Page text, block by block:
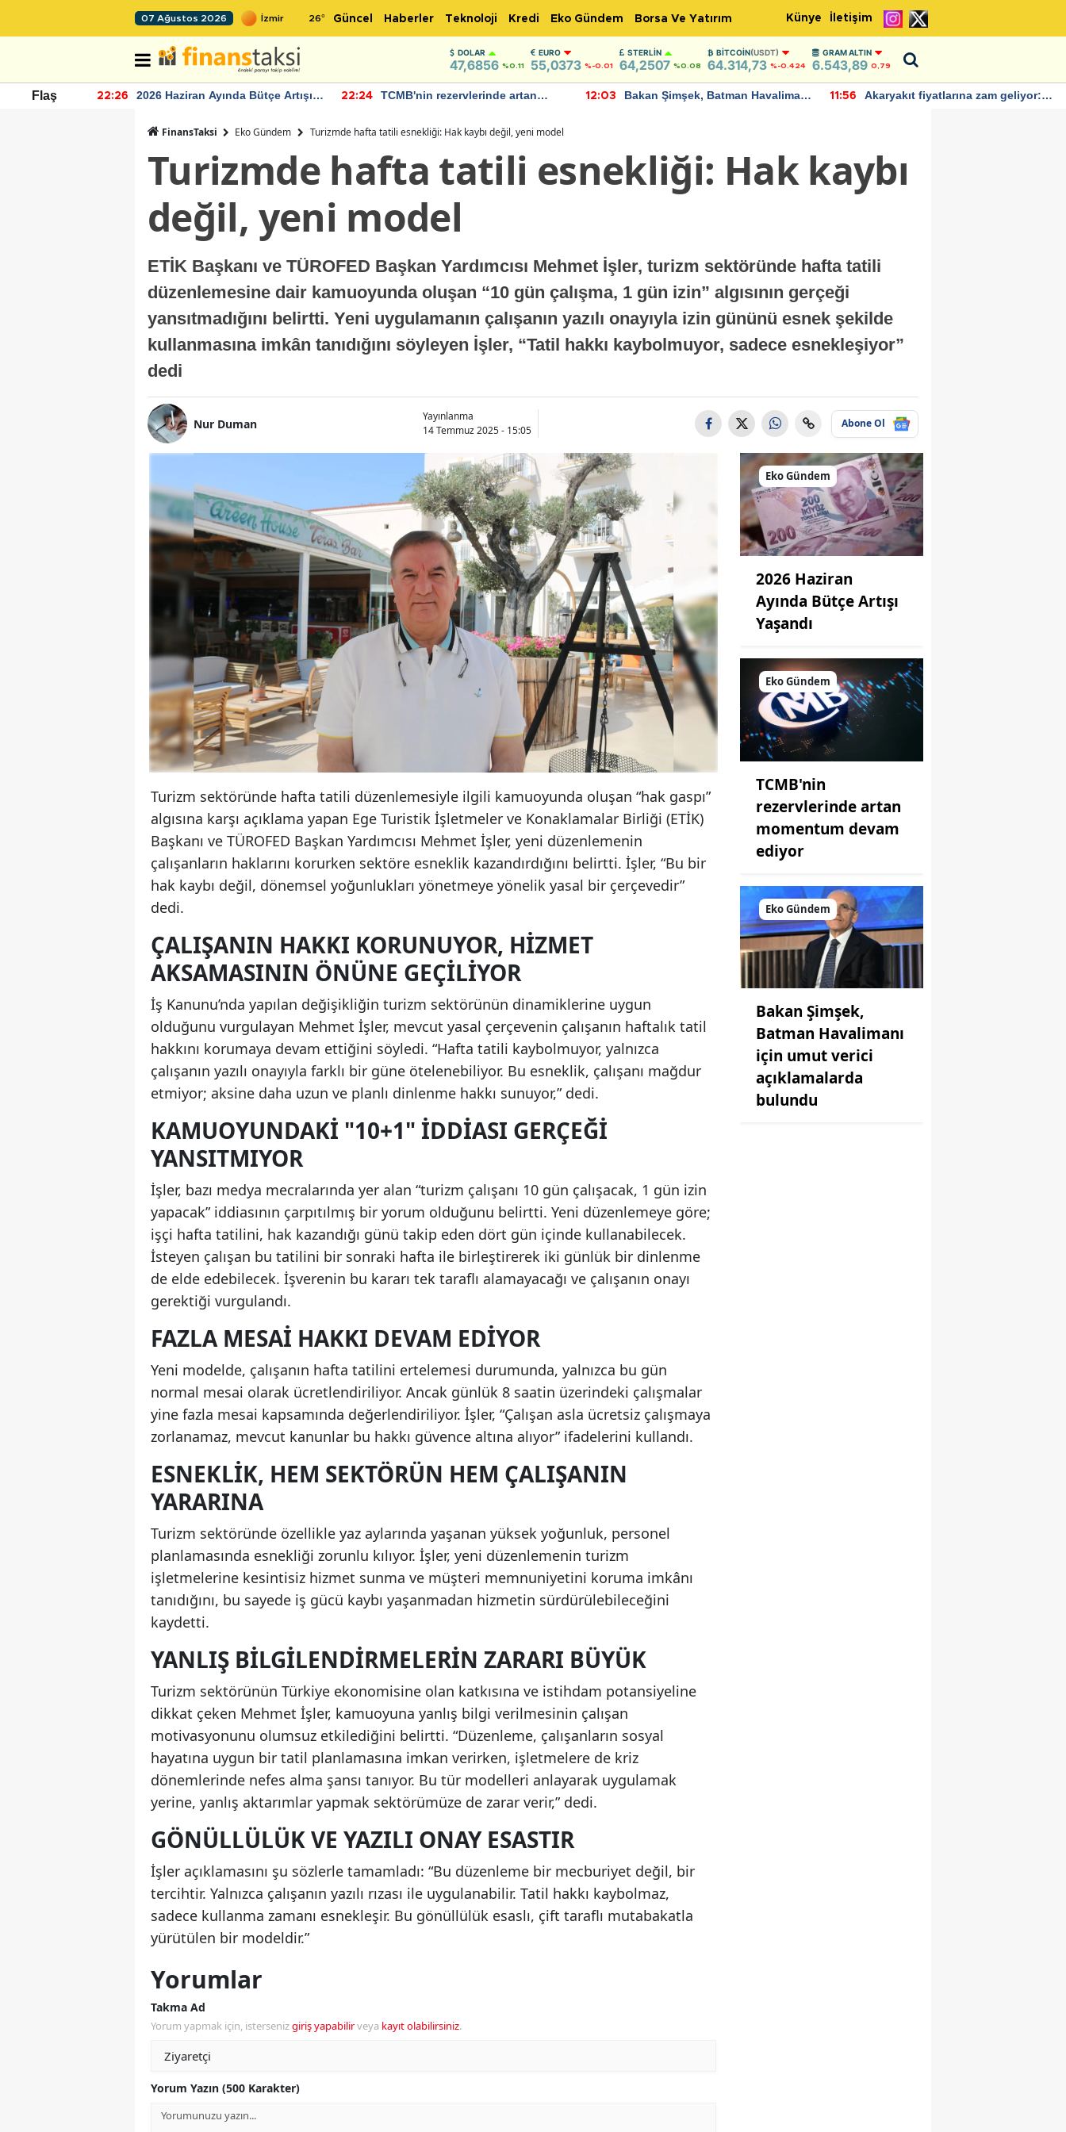
07 Ağustos 2026 26° Güncel Haberler Teknoloji Kredi Eko Gündem Borsa Ve Yatırım Künye İletişim
DOLAR
47,6856 %0.11
EURO
55,0373 %-0.01
STERLIN
64,2507 %0.08
BITCOIN(USDT)
64.314,73 %-0.424
GRAM ALTIN
6.543,89 0,79
Flaş 22:26
2026 Haziran Ayında Bütçe Artışı
22:24
TCMB'nin rezervlerinde artan
12:03
Bakan Şimşek, Batman Havalimanı
11:56
Akaryakıt fiyatlarına zam geliyor:
FinansTaksi Eko Gündem Turizmde hafta tatili esnekliği: Hak kaybı değil, yeni model
Turizmde hafta tatili esnekliği: Hak kaybı
değil, yeni model
ETİK Başkanı ve TÜROFED Başkan Yardımcısı Mehmet İşler, turizm sektöründe hafta tatili
düzenlemesine dair kamuoyunda oluşan “10 gün çalışma, 1 gün izin” algısının gerçeği
yansıtmadığını belirtti. Yeni uygulamanın çalışanın yazılı onayıyla izin gününü esnek şekilde
kullanmasına imkân tanıdığını söyleyen İşler, “Tatil hakkı kaybolmuyor, sadece esnekleşiyor”
dedi
Nur Duman
Yayınlanma
14 Temmuz 2025 - 15:05
Abone Ol
Turizm sektöründe hafta tatili düzenlemesiyle ilgili kamuoyunda oluşan “hak gaspı”
algısına karşı açıklama yapan Ege Turistik İşletmeler ve Konaklamalar Birliği (ETİK)
Başkanı ve TÜROFED Başkan Yardımcısı Mehmet İşler, yeni düzenlemenin
çalışanların haklarını korurken sektöre esneklik kazandırdığını belirtti. İşler, “Bu bir
hak kaybı değil, dönemsel yoğunlukları yönetmeye yönelik yasal bir çerçevedir”
dedi.
ÇALIŞANIN HAKKI KORUNUYOR, HİZMET
AKSAMASININ ÖNÜNE GEÇİLİYOR
İş Kanunu’nda yapılan değişikliğin turizm sektörünün dinamiklerine uygun
olduğunu vurgulayan Mehmet İşler, mevcut yasal çerçevenin çalışanın haftalık tatil
hakkını korumaya devam ettiğini söyledi. “Hafta tatili kaybolmuyor, yalnızca
çalışanın yazılı onayıyla farklı bir güne ötelenebiliyor. Bu esneklik, çalışanı mağdur
etmiyor; aksine daha uzun ve planlı dinlenme hakkı sunuyor,” dedi.
KAMUOYUNDAKİ "10+1" İDDİASI GERÇEĞİ
YANSITMIYOR
İşler, bazı medya mecralarında yer alan “turizm çalışanı 10 gün çalışacak, 1 gün izin
yapacak” iddiasının çarpıtılmış bir yorum olduğunu belirtti. Yeni düzenlemeye göre;
işçi hafta tatilini, hak kazandığı günü takip eden dört gün içinde kullanabilecek.
İsteyen çalışan bu tatilini bir sonraki hafta ile birleştirerek iki günlük bir dinlenme
de elde edebilecek. İşverenin bu kararı tek taraflı alamayacağı ve çalışanın onayı
gerektiği vurgulandı.
FAZLA MESAİ HAKKI DEVAM EDİYOR
Yeni modelde, çalışanın hafta tatilini ertelemesi durumunda, yalnızca bu gün
normal mesai olarak ücretlendiriliyor. Ancak günlük 8 saatin üzerindeki çalışmalar
yine fazla mesai kapsamında değerlendiriliyor. İşler, “Çalışan asla ücretsiz çalışmaya
zorlanamaz, mevcut kanunlar bu hakkı güvence altına alıyor” ifadelerini kullandı.
ESNEKLİK, HEM SEKTÖRÜN HEM ÇALIŞANIN
YARARINA
Turizm sektöründe özellikle yaz aylarında yaşanan yüksek yoğunluk, personel
planlamasında esnekliği zorunlu kılıyor. İşler, yeni düzenlemenin turizm
işletmelerine kesintisiz hizmet sunma ve müşteri memnuniyetini koruma imkânı
tanıdığını, bu sayede iş gücü kaybı yaşanmadan hizmetin sürdürülebileceğini
kaydetti.
YANLIŞ BİLGİLENDİRMELERİN ZARARI BÜYÜK
Turizm sektörünün Türkiye ekonomisine olan katkısına ve istihdam potansiyeline
dikkat çeken Mehmet İşler, kamuoyuna yanlış bilgi verilmesinin çalışan
motivasyonunu olumsuz etkilediğini belirtti. “Düzenleme, çalışanların sosyal
hayatına uygun bir tatil planlamasına imkan verirken, işletmelere de kriz
dönemlerinde nefes alma şansı tanıyor. Bu tür modelleri anlayarak uygulamak
yerine, yanlış aktarımlar yapmak sektörümüze de zarar verir,” dedi.
GÖNÜLLÜLÜK VE YAZILI ONAY ESASTIR
İşler açıklamasını şu sözlerle tamamladı: “Bu düzenleme bir mecburiyet değil, bir
tercihtir. Yalnızca çalışanın yazılı rızası ile uygulanabilir. Tatil hakkı kaybolmaz,
sadece kullanma zamanı esnekleşir. Bu gönüllülük esaslı, çift taraflı mutabakatla
yürütülen bir modeldir.”
Yorumlar
Takma Ad
Yorum yapmak için, istersenizgiriş yapabilirveya kayıt olabilirsiniz.
Yorum Yazın (500 Karakter)
Eko Gündem
2026 Haziran
Ayında Bütçe Artışı
Yaşandı
Eko Gündem
TCMB'nin
rezervlerinde artan
momentum devam
ediyor
Eko Gündem
Bakan Şimşek,
Batman Havalimanı
için umut verici
açıklamalarda
bulundu